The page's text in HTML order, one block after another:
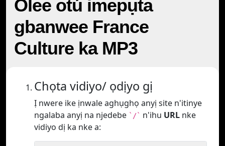
Olee otú imepụta
gbanwee France
Culture ka MP3
Chọta vidiyo/ ọdịyo gị
Ị nwere ike ịnwale aghụghọ anyị site n'itinye
ngalaba anyị na njedebe `/` n'ihu URL nke
vidiyo dị ka nke a: